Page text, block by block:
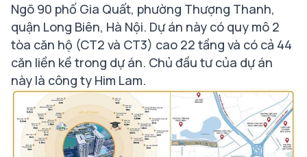
Ngõ 90 phố Gia Quất, phường Thượng Thanh,
quận Long Biên, Hà Nội. Dự án này có quy mô 2
tòa căn hộ (CT2 và CT3) cao 22 tầng và có cả 44
căn liền kề trong dự án. Chủ đầu tư của dự án
này là công ty Him Lam.